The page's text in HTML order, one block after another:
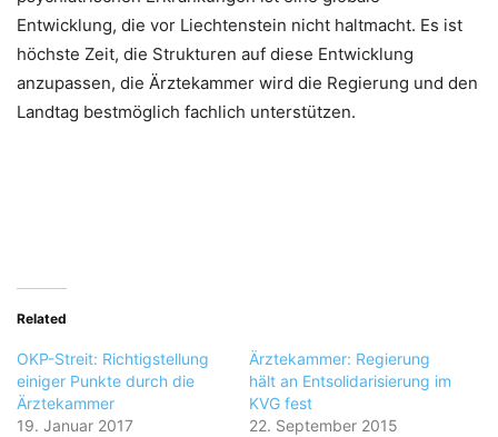
Entwicklung, die vor Liechtenstein nicht haltmacht. Es ist
höchste Zeit, die Strukturen auf diese Entwicklung
anzupassen, die Ärztekammer wird die Regierung und den
Landtag bestmöglich fachlich unterstützen.
Related
OKP-Streit: Richtigstellung
einiger Punkte durch die
Ärztekammer
19. Januar 2017
Ärztekammer: Regierung
hält an Entsolidarisierung im
KVG fest
22. September 2015